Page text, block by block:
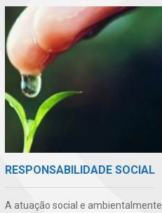
RESPONSABILIDADE SOCIAL
A atuação social e ambientalmente